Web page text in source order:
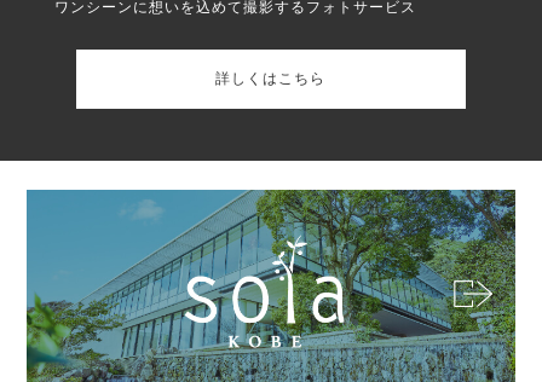
ワンシーンに想いを込めて撮影するフォトサービス
詳しくはこちら